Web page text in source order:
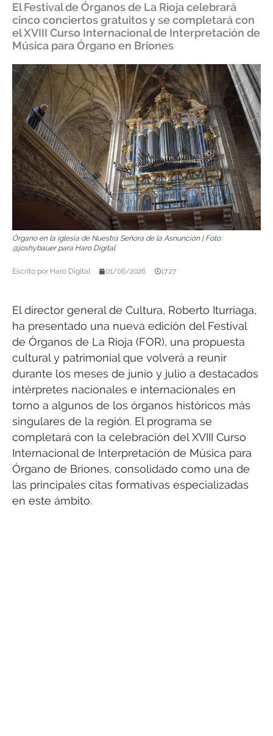
El Festival de Órganos de La Rioja celebrará
cinco conciertos gratuitos y se completará con
el XVIII Curso Internacional de Interpretación de
Música para Órgano en Briones
Órgano en la iglesia de Nuestra Señora de la Asnunción | Foto:
@joshybauer para Haro Digital
Escrito por Haro Digital 01/06/2026 17:27
El director general de Cultura, Roberto Iturriaga,
ha presentado una nueva edición del Festival
de Órganos de La Rioja (FOR), una propuesta
cultural y patrimonial que volverá a reunir
durante los meses de junio y julio a destacados
intérpretes nacionales e internacionales en
torno a algunos de los órganos históricos más
singulares de la región. El programa se
completará con la celebración del XVIII Curso
Internacional de Interpretación de Música para
Órgano de Briones, consolidado como una de
las principales citas formativas especializadas
en este ámbito.